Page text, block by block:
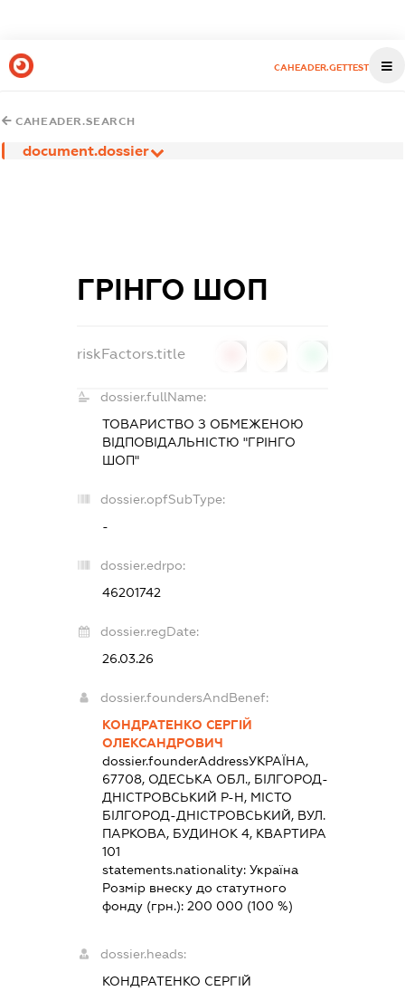
CAHEADER.GETTEST
CAHEADER.SEARCH
document.dossier
ГРІНГО ШОП
riskFactors.title
dossier.fullName:
ТОВАРИСТВО З ОБМЕЖЕНОЮ
ВІДПОВІДАЛЬНІСТЮ "ГРІНГО
ШОП"
dossier.opfSubType:
-
dossier.edrpo:
46201742
dossier.regDate:
26.03.26
dossier.foundersAndBenef:
КОНДРАТЕНКО СЕРГІЙ
ОЛЕКСАНДРОВИЧ
dossier.founderAddressУКРАЇНА,
67708, ОДЕСЬКА ОБЛ., БІЛГОРОД-
ДНІСТРОВСЬКИЙ Р-Н, МІСТО
БІЛГОРОД-ДНІСТРОВСЬКИЙ, ВУЛ.
ПАРКОВА, БУДИНОК 4, КВАРТИРА
101
statements.nationality: Україна
Розмір внеску до статутного
фонду (грн.): 200 000 (100 %)
dossier.heads:
КОНДРАТЕНКО СЕРГІЙ